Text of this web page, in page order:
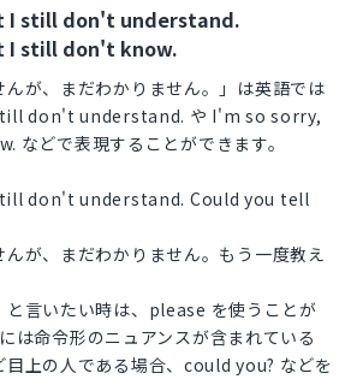
I still don't understand.
I still don't know.
んが、まだわかりません。」は英語では
don't understand. や I'm so sorry,
どで表現することができます。
don't understand. Could you tell
んが、まだわかりません。もう一度教え
言いたい時は、please を使うことが
は命令形のニュアンスが含まれている
目上の人である場合、could you? などを